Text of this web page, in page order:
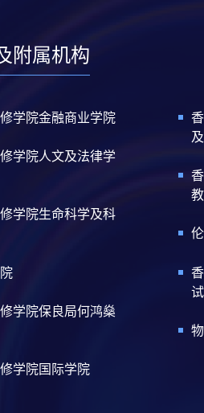
附属机构
学院金融商业学院
学院人文及法律学
学院生命科学及科
学院保良局何鸿燊
学院国际学院